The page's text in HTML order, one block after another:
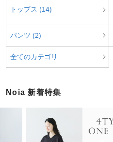
トップス (14)
パンツ (2)
全てのカテゴリ
Noia 新着特集